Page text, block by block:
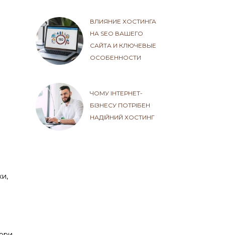
ВЛИЯНИЕ ХОСТИНГА
НА SEO ВАШЕГО
САЙТА И КЛЮЧЕВЫЕ
ОСОБЕННОСТИ
ЧОМУ ІНТЕРНЕТ-
БІЗНЕСУ ПОТРІБЕН
НАДІЙНИЙ ХОСТИНГ